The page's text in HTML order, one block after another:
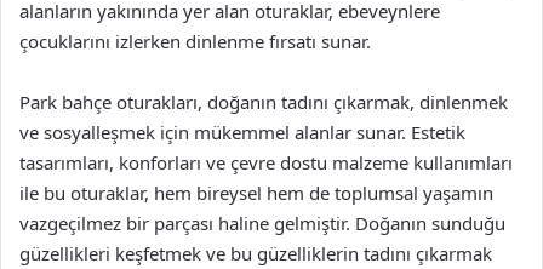
alanların yakınında yer alan oturaklar, ebeveynlere
çocuklarını izlerken dinlenme fırsatı sunar.
Park bahçe oturakları, doğanın tadını çıkarmak, dinlenmek
ve sosyalleşmek için mükemmel alanlar sunar. Estetik
tasarımları, konforları ve çevre dostu malzeme kullanımları
ile bu oturaklar, hem bireysel hem de toplumsal yaşamın
vazgeçilmez bir parçası haline gelmiştir. Doğanın sunduğu
güzellikleri keşfetmek ve bu güzelliklerin tadını çıkarmak